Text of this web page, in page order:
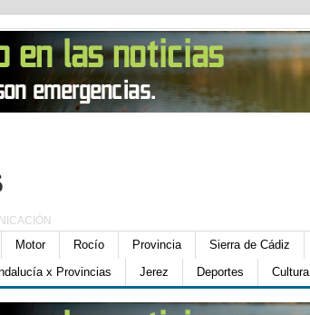
Motor Rocío Provincia Sierra de Cádiz
x Provincias Jerez Deportes Cultura